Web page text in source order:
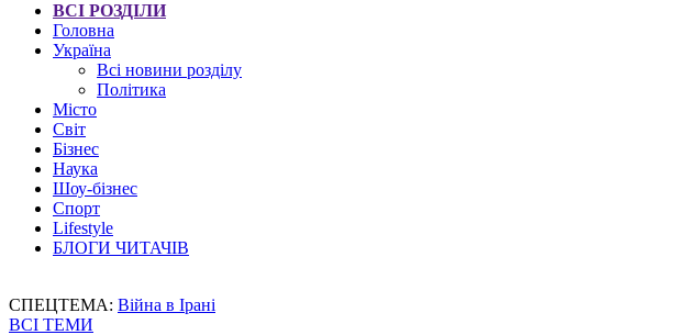
ВСІ РОЗДІЛИ
Головна
Україна
Всі новини розділу
Політика
Місто
Світ
Бізнес
Наука
Шоу-бізнес
Спорт
Lifestyle
БЛОГИ ЧИТАЧІВ
СПЕЦТЕМА: Війна в Ірані
ВСІ ТЕМИ